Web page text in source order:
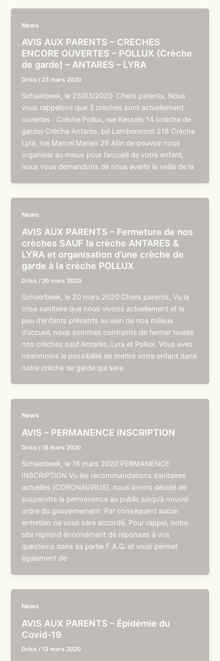
News
AVIS AUX PARENTS – CRECHES
ENCORE OUVERTES – POLLUX (Crèche
de garde) – ANTARES – LYRA
Driss / 23 mars 2020
Schaerbeek, le 23/03/2020 Chers parents, Nous
vous rappelons que 3 crèches sont actuellement
ouvertes : Crèche Pollux, rue Kessels 14 (crèche de
garde) Crèche Antarès, bd Lambermont 218 Crèche
Lyra, rue Marcel Marien 26 Afin de pouvoir nous
organiser au mieux pour l’accueil de votre enfant,
nous vous demandons de nous avertir la veille de la
News
AVIS AUX PARENTS – Fermeture de nos
crèches SAUF la crèche ANTARES &
LYRA et organisation d’une crèche de
garde à la crèche POLLUX
Driss / 20 mars 2020
Schaerbeek, le 20 mars 2020 Chers parents, Vu la
crise sanitaire que nous vivons actuellement et le
peu d’enfants présents au sein de nos milieux
d’accueil, nous sommes contraints de fermer toutes
nos crèches sauf Antarès, Lyra et Pollux. Vous avez
néanmoins la possibilité de mettre votre enfant dans
notre crèche de garde qui sera
News
AVIS – PERMANENCE INSCRIPTION
Driss /16 mars 2020
Schaerbeek, le 16 mars 2020 PERMANENCE
INSCRIPTION Vu les recommandations sanitaires
actuelles (CORONAVIRUS), nous avons décidé de
suspendre la permanence au public jusqu’à nouvel
ordre du gouvernement. Par conséquent aucun
entretien ne vous sera accordé. Pour rappel, notre
site reprend énormément de réponses à vos
questions dans sa partie F.A.Q. et vous permet
également de
News
AVIS AUX PARENTS – Épidémie du
Covid-19
Driss /13 mars 2020